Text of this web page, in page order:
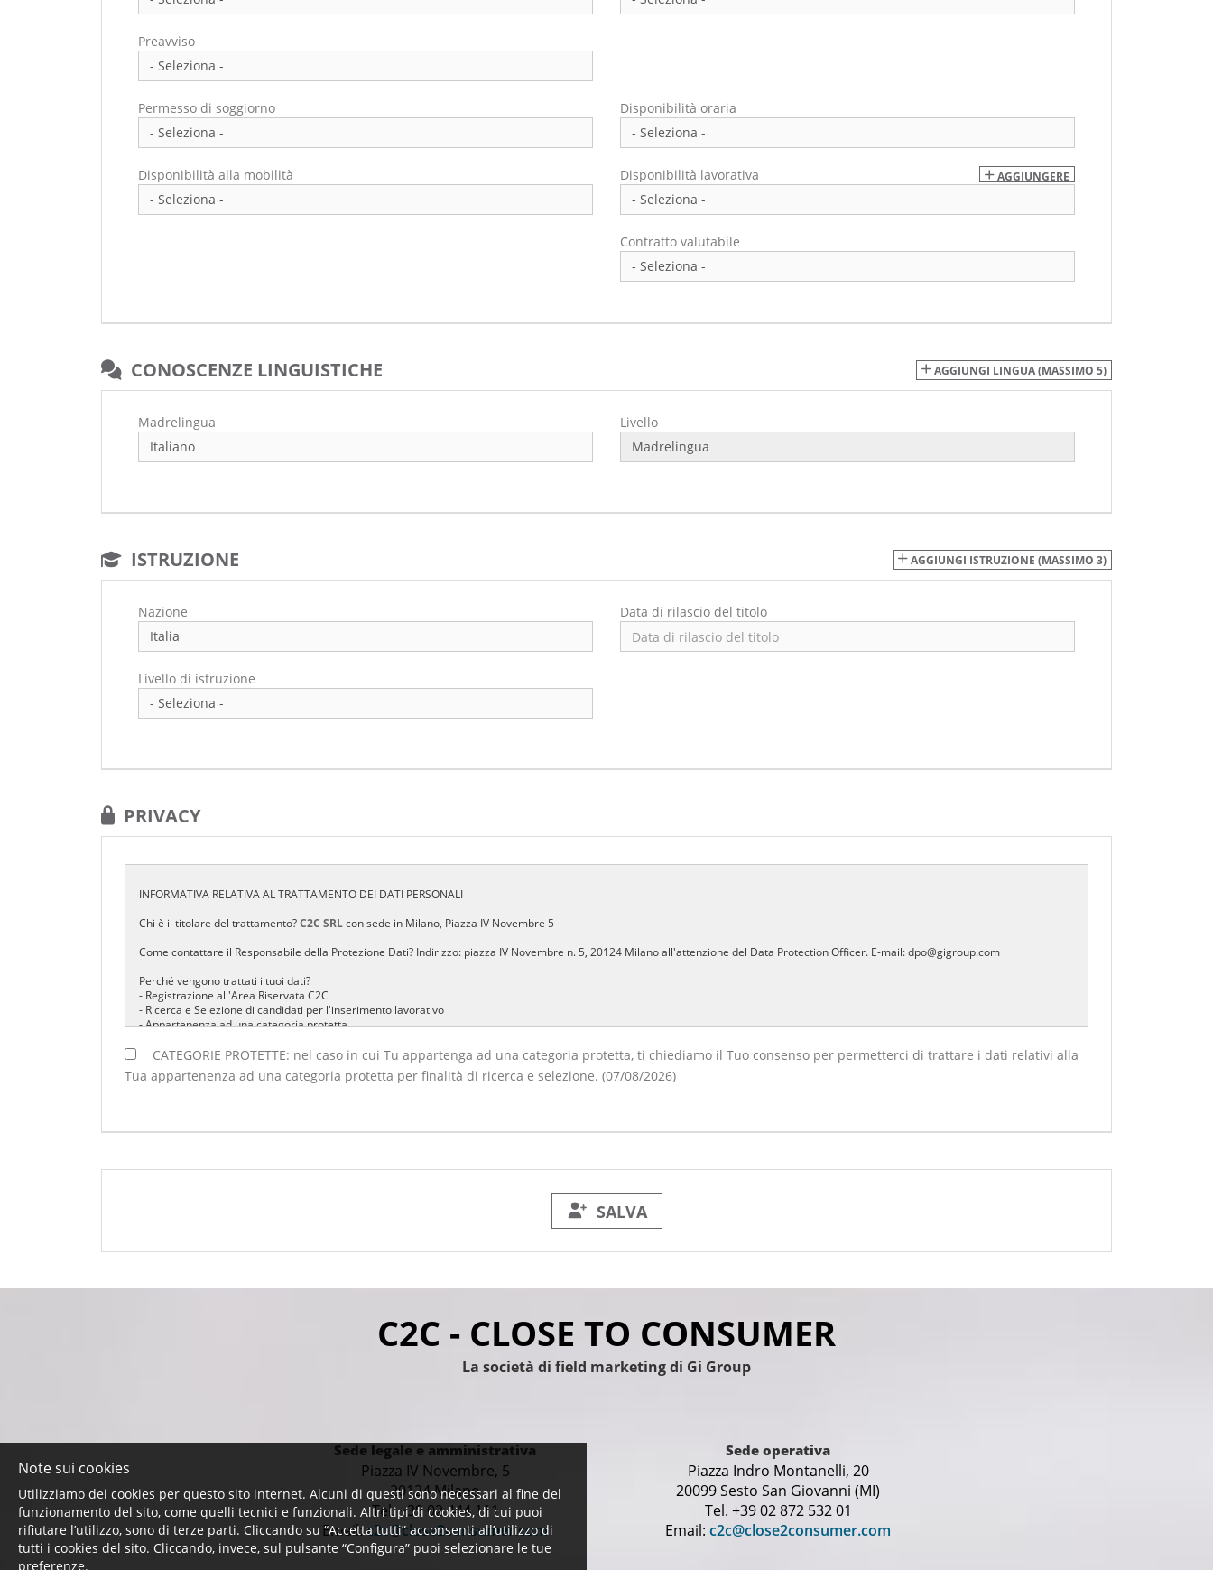
Note sui cookies
Utilizziamo dei cookies per questo sito internet. Alcuni di questi sono necessari al fine del
funzionamento del sito, come quelli tecnici e funzionali. Altri tipi di cookies, di cui puoi
rifiutare l’utilizzo, sono di terze parti. Cliccando su “Accetta tutti” acconsenti all’utilizzo di
tutti i cookies del sito. Cliccando, invece, sul pulsante “Configura” puoi selezionare le tue
preferenze.
Preavviso
Permesso di soggiorno
Disponibilità alla mobilità
Disponibilità oraria
Disponibilità lavorativa AGGIUNGERE
Contratto valutabile
CONOSCENZE LINGUISTICHE AGGIUNGI LINGUA (MASSIMO 5)
Madrelingua Livello
ISTRUZIONE AGGIUNGI ISTRUZIONE (MASSIMO 3)
Nazione
Livello di istruzione
Data di rilascio del titolo
PRIVACY
INFORMATIVA RELATIVA AL TRATTAMENTO DEI DATI PERSONALI
Chi è il titolare del trattamento?C2C SRLcon sede in Milano, Piazza IV Novembre 5
Come contattare il Responsabile della Protezione Dati? Indirizzo: piazza IV Novembre n. 5, 20124 Milano all'attenzione del Data Protection Officer. E-mail: dpo@gigroup.com
Perché vengono trattati i tuoi dati?
- Registrazione all'Area Riservata C2C
- Ricerca e Selezione di candidati per l'inserimento lavorativo
- Appartenenza ad una categoria protetta
Cosa legittima il trattamento?
-Registrazione all'Area Riservata C2C: Esecuzione di un servizio
-Ricerca e Selezione di candidati per l'inserimento lavorativo: Esecuzione di misure precontrattuali
-Appartenenza ad una categoria protetta: Se rifiuti di rilasciare il tuo consenso non sarà possibile trattare il dato relativo alla Tua appartenenza ad una categoria protetta
Per quanto tempo conserviamo i tuoi dati? I dati sono conservati per 30 mesi dall'inserimento nel database, o dalla Tua ultima interazione con il Sito salvo Tuo consenso ad una ulteriore
Chi tratterà i miei dati?
I dati saranno trattati da soggetti che svolgono trattamenti per nostro conto, fra cui, in particolare, società che svolgono servizi di gestione del sito internet, servizi di gestione e
contattando il Titolare del trattamento via posta ordinaria oppure inviando un'e-mail a: it.privacy@close2consumer.com.
Puoi proporre reclamo all'Autorità di controllo competente, nonché esercitare gli altri diritti a Te riconosciuti dalla disciplina applicabile.
Per leggere l'informativa estesaclicca qui
Puoi revocare in ogni momento il consenso al trattamento dei Tuoi dati personali accedendo al Tuo Account personale oppure inviando un'e-mail a: it.privacy@close2consumer.com .
CATEGORIE PROTETTE: nel caso in cui Tu appartenga ad una categoria protetta, ti chiediamo il Tuo consenso per permetterci di trattare i dati relativi alla
Tua appartenenza ad una categoria protetta per finalità di ricerca e selezione. (07/08/2026)
SALVA
C2C - CLOSE TO CONSUMER
La società di field marketing di Gi Group
Sede legale e amministrativa
Piazza IV Novembre, 5
20124 Milano
Tel. +39 02 444 111
Email:c2c@close2consumer.com
Sede operativa
Piazza Indro Montanelli, 20
20099 Sesto San Giovanni (MI)
Tel. +39 02 872 532 01
Email: c2c@close2consumer.com